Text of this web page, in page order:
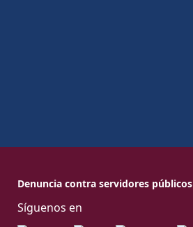
Denuncia contra servidores públicos
Síguenos en